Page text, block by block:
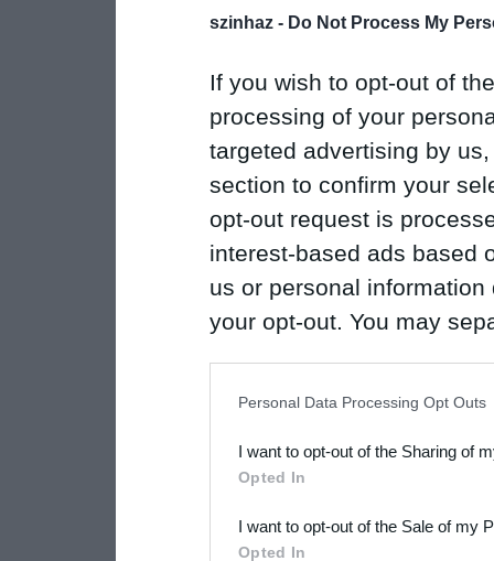
szinhaz - Do Not Process My
If you wish to opt-out of
processing of your
targeted advertising by
section to confirm your
opt-out request is
interest-based ads based
us or personal
your opt-out. You may
Downstream Participants
third parties.
Please note that this
Personal Data Processing Opt Outs
I want to opt-out of the Sharing of
Opted In
I want to opt-out of the Sale of my
Opted In